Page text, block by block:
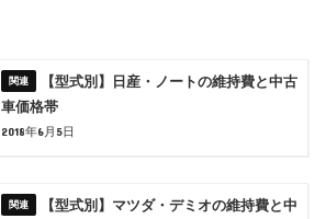
【型式別】日産・ノートの維持費と中古
車価格帯
2018年6月5日
【型式別】マツダ・デミオの維持費と中